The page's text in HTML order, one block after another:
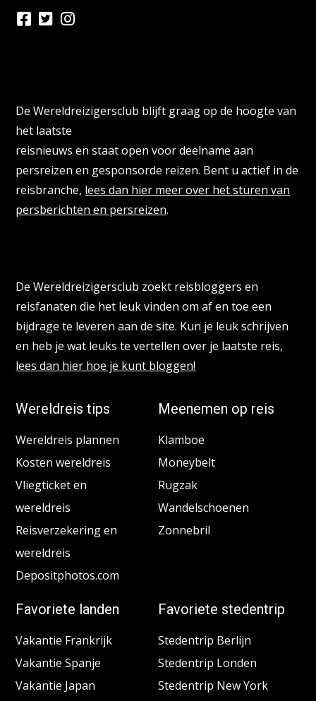
De Wereldreizigersclub blijft graag op de hoogte van
het laatste
reisnieuws en staat open voor deelname aan
persreizen en gesponsorde reizen. Bent u actief in de
reisbranche, lees dan hier meer over het sturen van
persberichten en persreizen.
De Wereldreizigersclub zoekt reisbloggers en
reisfanaten die het leuk vinden om af en toe een
bijdrage te leveren aan de site. Kun je leuk schrijven
en heb je wat leuks te vertellen over je laatste reis,
lees dan hier hoe je kunt bloggen!
Wereldreis tips
Wereldreis plannen
Kosten wereldreis
Vliegticket en
wereldreis
Reisverzekering en
wereldreis
Depositphotos.com
Meenemen op reis
Klamboe
Moneybelt
Rugzak
Wandelschoenen
Zonnebril
Favoriete landen
Vakantie Frankrijk
Vakantie Spanje
Vakantie Japan
Favoriete stedentrip
Stedentrip Berlijn
Stedentrip Londen
Stedentrip New York